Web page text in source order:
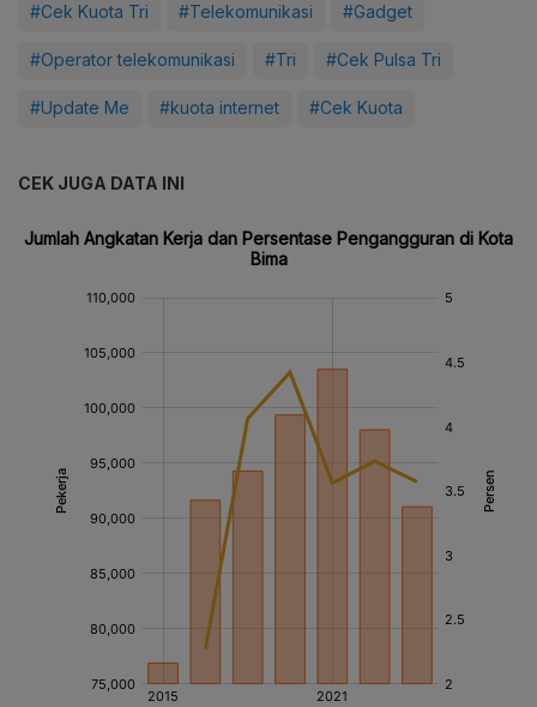
#Cek Kuota Tri #Telekomunikasi #Gadget
#Operator telekomunikasi #Tri #Cek Pulsa Tri
#Update Me #kuota internet #Cek Kuota
CEK JUGA DATA INI